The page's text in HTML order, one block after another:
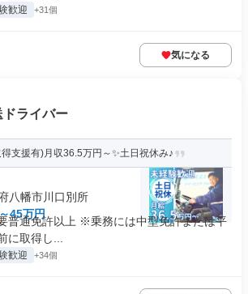
歓迎 +31個
気になる
ライバー
支援有)月収36.5万円～✨土日祝休み♪
八幡市川口別所
45万円
普通免許以上 ※乗務には中型免許または平
に取得し...
歓迎 +34個